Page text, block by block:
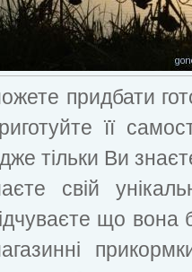
придбати
її
тільки Ви
свій
що